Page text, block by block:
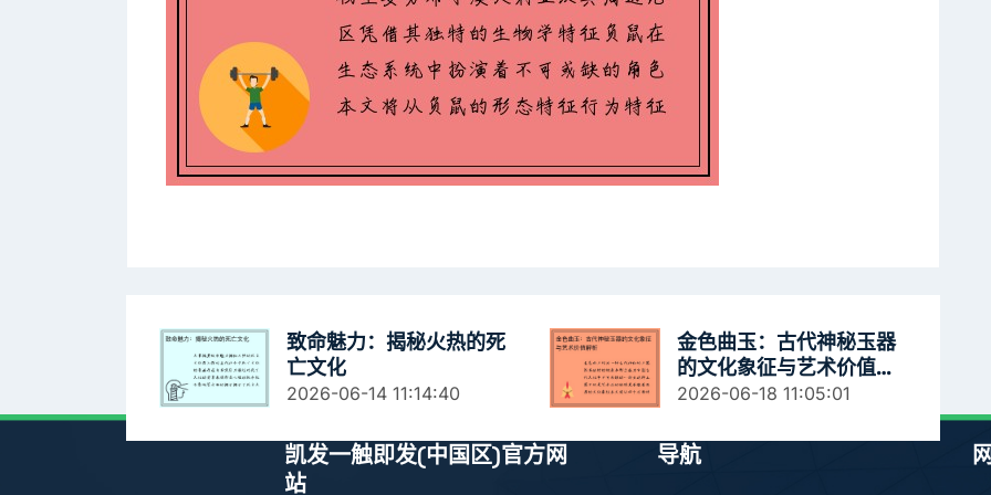
致命魅力：揭秘火热的死
亡文化
2026-06-14 11:14:40
金色曲玉：古代神秘玉器
的文化象征与艺术价值解
析
2026-06-18 11:05:01
凯发一触即发(中国区)官方网
站
导航